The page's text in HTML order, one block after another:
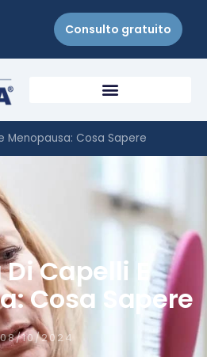
Consulto gratuito
Menopausa: Cosa Sapere
Capelli E
Cosa Sapere
08/10/2024